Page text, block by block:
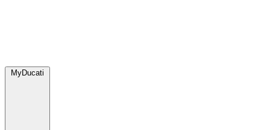
MyDucati